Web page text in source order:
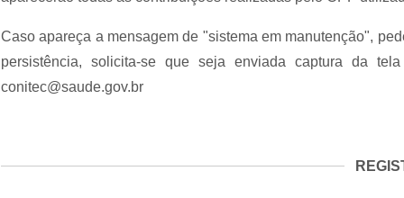
Caso apareça a mensagem de "sistema em manutenção",
persistência, solicita-se que seja enviada captura da
conitec@saude.gov.br